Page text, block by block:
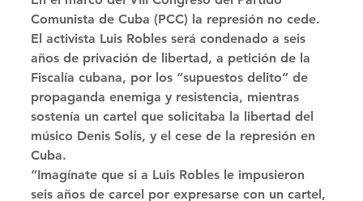
Comunista de Cuba (PCC) la represión no cede.
El activista Luis Robles será condenado a seis
años de privación de libertad, a petición de la
Fiscalía cubana, por los “supuestos delito” de
propaganda enemiga y resistencia, mientras
sostenía un cartel que solicitaba la libertad del
músico Denis Solís, y el cese de la represión en
Cuba.
“Imagínate que si a Luis Robles le impusieron
seis años de carcel por expresarse con un cartel,